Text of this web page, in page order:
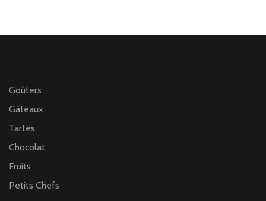
Goûters
Gâteaux
Tartes
Chocolat
Fruits
Petits Chefs